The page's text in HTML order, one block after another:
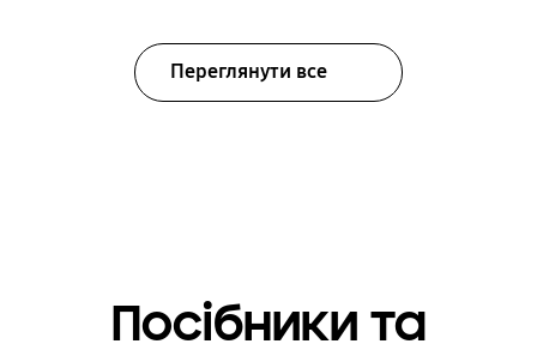
Переглянути все
Посібники та